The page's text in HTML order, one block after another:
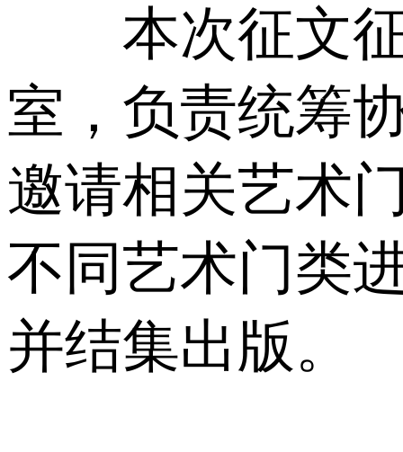
本次征文征
室，负责统筹
邀请相关艺术
不同艺术门类
并结集出版。